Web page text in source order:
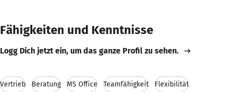
Fähigkeiten und Kenntnisse
Logg Dich jetzt ein, um das ganze Profil zu sehen.
Vertrieb Beratung MS Office Teamfähigkeit Flexibilität